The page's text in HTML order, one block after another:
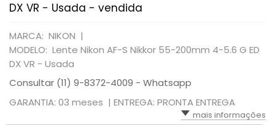
DX VR - Usada - vendida
MARCA: NIKON |
MODELO: Lente Nikon AF-S Nikkor 55-200mm 4-5.6 G ED
DX VR - Usada
Consultar (11) 9-8372-4009 - Whatsapp
GARANTIA: 03 meses | ENTREGA: PRONTA ENTREGA
mais informações